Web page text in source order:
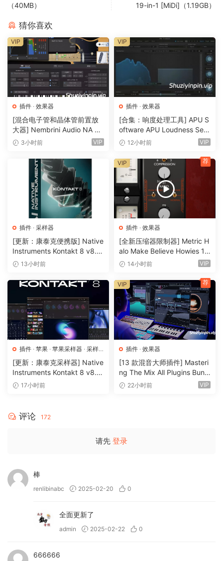
• 使用拖放包络、LFO 和 XY 控件调制任何内容。
• 使用双滤波器和可重新排列的 3 槽 FX 链调整您的音色。
• 探索 250 种跨流派的预设或从头开始创建。
→ Bloom KSHMR 能做什么？
• 为您的音乐提供丰富的印度、南亚和宝莱坞风格的乐器。
• 将单次拍摄和循环组合成与您的项目完美同步的乐句。
• 使用由 KSHMR 设计的三种多功能效果和四种强大的宏（Lo-
Fi、Tube、Width 和 Space）塑造您的声音。
• 通过 250 个预设立即获得灵感，这些预设均由 KSHMR 和
Excite Audio 的专业音响设计师团队精心设计。
→ Bloom Vocal Choir 可以做什么？
• 对华丽的合唱表演、和声乐句和电影质感进行排序。
• 让样本与您的项目保持调性和节奏一致，而不会打断您的创意
• 使用由专业音响设计师制作的 250 个预设让您的想法滚动起
来。
• 8 个乐句库涵盖每个人声音区并为任何配乐工具包增添价值。
• 使用三种不同的效果和四种独特的宏来调出完美的声音。
→ Bloom Drum Percussion 可以做什么？
• 为您的音乐提供充满活力的非洲和拉丁打击乐和律动。
• 探索 8 个动态循环、单击和节奏模式库 – 与您的项目完美同
步。
• 使用三种多功能效果器和四种强大的宏（Lo-Fi、Drive、Slap
Delay 和 Multi Delay）塑造您的声音。
• 通过 250 种涵盖传统和现代打击乐风格的专业设计预设立即
获得灵感。
→ Bloom Synth Atmosphere 可以做什么？
• 在您的项目中按键和时间探索 8 个短语库和单次拍摄。
Modulation、Width 和 Submerge）来处理声音。
• 使用由专业音响设计师制作的 250 种预设立即将氛围引入您
的曲目。
→ Bloom Bass Groove 能做什么？
性发音。
（40MB）
19-in-1 [MiDi]（1.19GB）
猜你喜欢
插件 · 效果器
[混合电子管和晶体管前置放
大器] Nembrini Audio NA Ba
ss 3500 v1.0.0 Incl Keygen-
3小时前 VIP
VIP
插件 · 效果器
[合集：响度处理工具] APU S
oftware APU Loudness Seri
es v5.7.0 Incl Keygen-R2R
12小时前 VIP
VIP
插件 · 采样器
[更新：康泰克便携版] Native
Instruments Kontakt 8 v8.1
2.1 PORTABLE-vkDanilov
13小时前
插件 · 效果器
[全新压缩器限制器] Metric H
alo Make Believe Howies 17
9 v4.1.17-R2R [WiN]（30.0
14小时前 VIP
VIP 荐
插件 · 苹果 · 苹果采样器 · 采样
器
[更新：康泰克采样器] Native
Instruments Kontakt 8 v8.1
2.1 [WiN, MacOSX]（1.2GB
17小时前
插件 · 效果器
[13 款混音大师插件] Masteri
ng The Mix All Plugins Bundl
e v2026.08.03 [WiN, MacO
22小时前 VIP
VIP 荐
评论 172
请先 登录
棒
renlibinabc 2025-02-20 0
全面更新了
admin 2025-02-22 0
666666